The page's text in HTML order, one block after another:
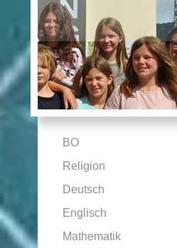
BO
Religion
Deutsch
Englisch
Mathematik